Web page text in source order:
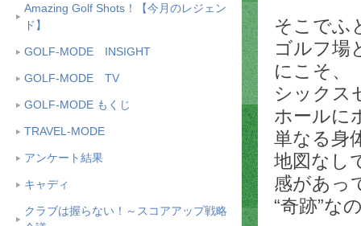
Amazing Golf Shots！【今月のレジェン
ド】
GOLF-MODE INSIGHT
GOLF-MODE TV
GOLF-MODE もくじ
TRAVEL-MODE
アンケート結果
キャディ
クラブは握らない！～スコアアップ戦略
そこでふ
ゴルフ場
にこそ、
シックス
ホールに
単なる身
地図なし
感があっ
“奇跡”な